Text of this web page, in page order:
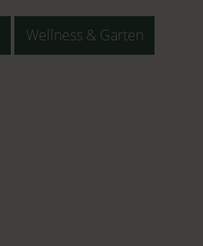
Wellness & Garten